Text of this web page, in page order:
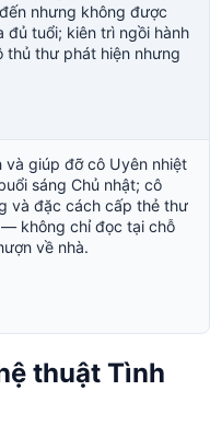
nhưng không được
đủ tuổi; kiên trì ngồi hành
thủ thư phát hiện nhưng
và giúp đỡ cô Uyên nhiệt
sáng Chủ nhật; cô
và đặc cách cấp thẻ thư
không chỉ đọc tại chỗ
về nhà.
thuật Tình